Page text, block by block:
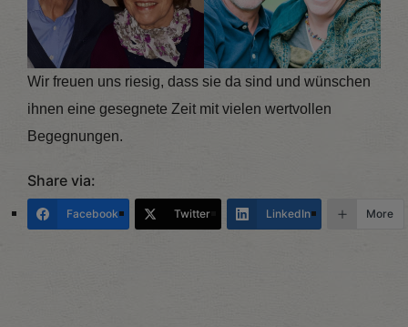
Wir freuen uns riesig, dass sie da sind und wünschen
ihnen eine gesegnete Zeit mit vielen wertvollen
Begegnungen.
Share via:
Facebook Twitter LinkedIn More